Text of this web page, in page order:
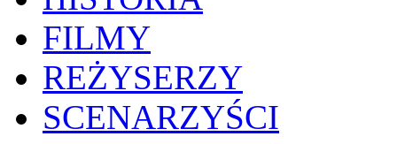
FILMY
REŻYSERZY
SCENARZYŚCI